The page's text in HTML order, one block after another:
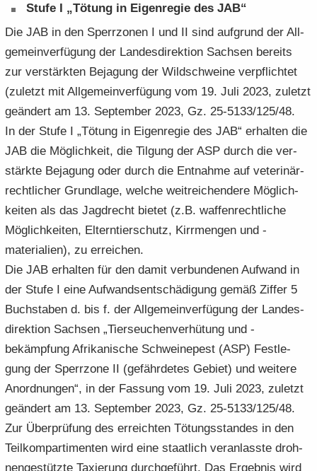
Stufe I „Tö­tung in Ei­gen­re­gie des JAB“
Die JAB in den Sperr­zo­nen I und II sind auf­grund der All­
ge­mein­ver­fü­gung der Lan­des­di­rek­ti­on Sach­sen be­reits
zur ver­stärk­ten Be­ja­gung der Wild­schwei­ne ver­pflich­tet
(zu­letzt mit All­ge­mein­ver­fü­gung vom 19. Juli 2023, zu­letzt
ge­än­dert am 13. Sep­tem­ber 2023, Gz. 25-5133/125/48.
In der Stufe I „Tö­tung in Ei­gen­re­gie des JAB“ er­hal­ten die
JAB die Mög­lich­keit, die Til­gung der ASP durch die ver­
stärk­te Be­ja­gung oder durch die Ent­nah­me auf ve­te­ri­när­
recht­li­cher Grund­la­ge, wel­che weit­rei­chen­de­re Mög­lich­
kei­ten als das Jagd­recht bie­tet (z.B. waf­fen­recht­li­che
Mög­lich­kei­ten, El­tern­tier­schutz, Kirr­men­gen und -​
materialien), zu er­rei­chen.
Die JAB er­hal­ten für den damit ver­bun­de­nen Auf­wand in
der Stufe I eine Auf­wands­ent­schä­di­gung gemäß Zif­fer 5
Buch­sta­ben d. bis f. der All­ge­mein­ver­fü­gung der Lan­des­
di­rek­ti­on Sach­sen „Tier­seu­chen­ver­hü­tung und -​
bekämpfung Afri­ka­ni­sche Schwei­ne­pest (ASP) Fest­le­
gung der Sperr­zo­ne II (ge­fähr­de­tes Ge­biet) und wei­te­re
An­ord­nun­gen“, in der Fas­sung vom 19. Juli 2023, zu­letzt
ge­än­dert am 13. Sep­tem­ber 2023, Gz. 25-5133/125/48.
Zur Über­prü­fung des er­reich­ten Tö­tungs­stan­des in den
Teil­kom­par­ti­men­ten wird eine staat­lich ver­an­lass­te droh­
nen­ge­stütz­te Ta­xie­rung durch­ge­führt. Das Er­geb­nis wird